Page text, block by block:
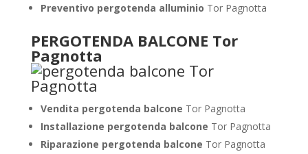
Preventivo pergotenda alluminio Tor Pagnotta
PERGOTENDA BALCONE Tor
Pagnotta
Vendita pergotenda balcone Tor Pagnotta
Installazione pergotenda balcone Tor Pagnotta
Riparazione pergotenda balcone Tor Pagnotta